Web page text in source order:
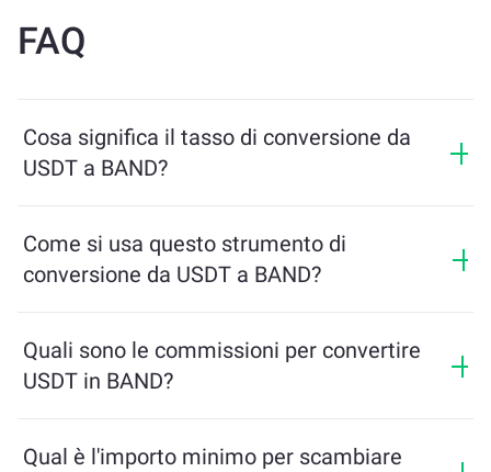
FAQ
Cosa significa il tasso di conversione da
USDT a BAND?
cambio di USDT. Questo tasso varia in base alle
condizioni di mercato, all’offerta e alla domanda, e alla
Come si usa questo strumento di
conversione da USDT a BAND?
scambiare, e lo strumento calcolerà l’importo stimato
di BAND che riceverai. Poi segui i passaggi per
Quali sono le commissioni per convertire
USDT in BAND?
alla liquidità e alle condizioni di mercato. ChangeNOW
Qual è l'importo minimo per scambiare